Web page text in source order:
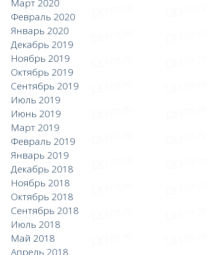
Март 2020
Февраль 2020
Январь 2020
Декабрь 2019
Ноябрь 2019
Октябрь 2019
Сентябрь 2019
Июль 2019
Июнь 2019
Март 2019
Февраль 2019
Январь 2019
Декабрь 2018
Ноябрь 2018
Октябрь 2018
Сентябрь 2018
Июль 2018
Май 2018
Апрель 2018